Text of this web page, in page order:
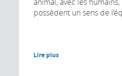
possèdent un sens de
Lire plus